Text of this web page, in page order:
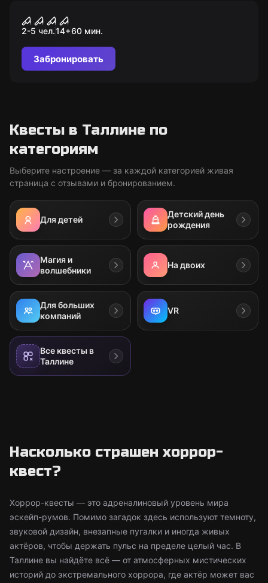
Nukutuba
2-5 чел.14+60 мин.
Забронировать
Квесты в Таллине по
категориям
Выберите настроение — за каждой категорией живая
страница с отзывами и бронированием.
Для детей
Детский день
рождения
Магия и
волшебники
На двоих
Для больших
компаний
VR
Все квесты в
Таллине
Насколько страшен хоррор-
квест?
Хоррор-квесты — это адреналиновый уровень мира
эскейп-румов. Помимо загадок здесь используют темноту,
звуковой дизайн, внезапные пугалки и иногда живых
актёров, чтобы держать пульс на пределе целый час. В
Таллине вы найдёте всё — от атмосферных мистических
историй до экстремального хоррора, где актёр может вас